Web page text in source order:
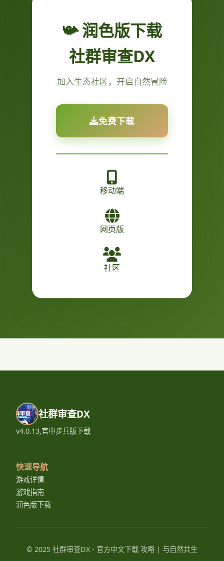
📯 润色版下载
社群审查DX
加入生态社区，开启自然冒险
免费下载
移动端
网页版
社区
社群审查DX
v4.0.13,官中步兵版下载
快速导航
游戏详情
游戏指南
润色版下载
© 2025 社群审查DX - 官方中文下载 攻略 | 与自然共生